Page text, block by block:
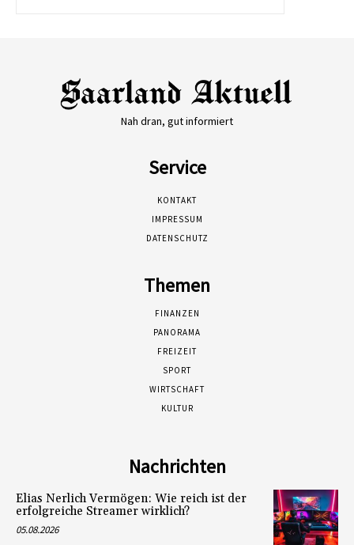
Nah dran, gut informiert
Service
KONTAKT
IMPRESSUM
DATENSCHUTZ
Themen
FINANZEN
PANORAMA
FREIZEIT
SPORT
WIRTSCHAFT
KULTUR
Nachrichten
Elias Nerlich Vermögen: Wie reich ist der
erfolgreiche Streamer wirklich?
05.08.2026